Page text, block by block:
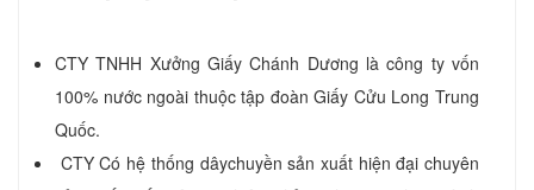
CTY TNHH Xưởng Giấy Chánh Dương là công ty vốn
100% nước ngoài thuộc tập đoàn Giấy Cửu Long Trung
Quốc.
CTY Có hệ thống dâychuyền sản xuất hiện đại chuyên